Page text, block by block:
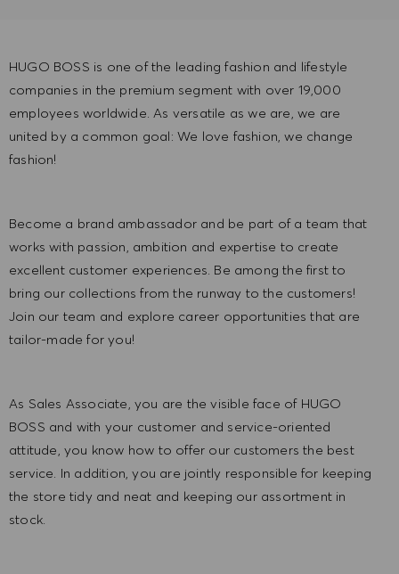
HUGO BOSS is one of the leading fashion and lifestyle
companies in the premium segment with over 19,000
employees worldwide. As versatile as we are, we are
united by a common goal: We love fashion, we change
fashion!
Become a brand ambassador and be part of a team that
works with passion, ambition and expertise to create
excellent customer experiences. Be among the first to
bring our collections from the runway to the customers!
Join our team and explore career opportunities that are
tailor-made for you!
As Sales Associate, you are the visible face of HUGO
BOSS and with your customer and service-oriented
attitude, you know how to offer our customers the best
service. In addition, you are jointly responsible for keeping
the store tidy and neat and keeping our assortment in
stock.